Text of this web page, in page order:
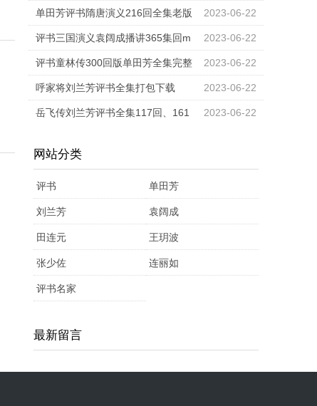
载 2023-06-22
单田芳评书隋唐演义216回全集老版
mp3打包下载 2023-06-22
评书三国演义袁阔成播讲365集回m
p3打包免费下载 2023-06-22
评书童林传300回版单田芳全集完整
版mp3打包下载 2023-06-22
呼家将刘兰芳评书全集打包下载
2023-06-22
岳飞传刘兰芳评书全集117回、161
网站分类
评书 单田芳
刘兰芳 袁阔成
田连元 王玥波
张少佐 连丽如
评书名家
最新留言